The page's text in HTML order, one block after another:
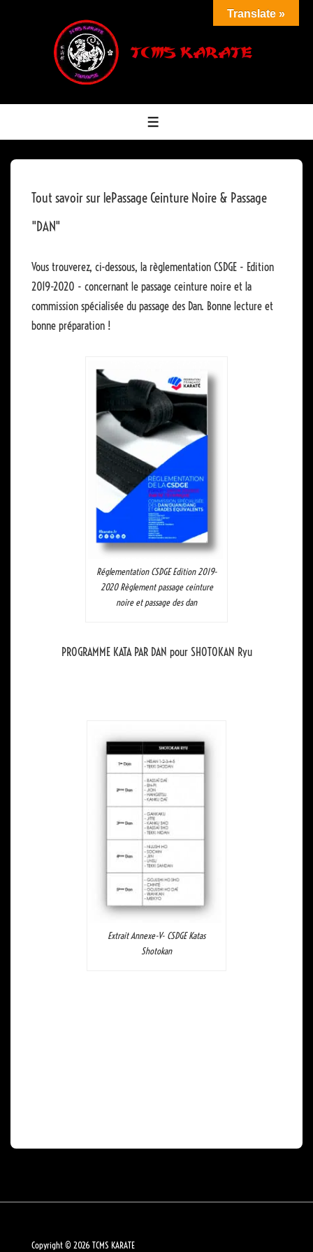
MENU
Tout savoir sur lePassage Ceinture Noire & Passage
"DAN"
Vous trouverez, ci-dessous, la règlementation CSDGE - Edition
2019-2020 - concernant le passage ceinture noire et la
commission spécialisée du passage des Dan. Bonne lecture et
bonne préparation !
Réglementation CSDGE Edition 2019-
2020 Règlement passage ceinture
noire et passage des dan
PROGRAMME KATA PAR DAN pour SHOTOKAN Ryu
Extrait Annexe-V- CSDGE Katas
Shotokan
Copyright © 2026TCMS KARATE
Translate »